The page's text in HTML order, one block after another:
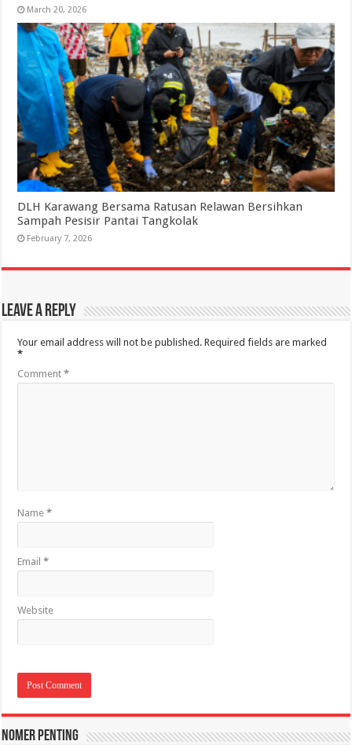
March 20, 2026
DLH Karawang Bersama Ratusan Relawan Bersihkan
Sampah Pesisir Pantai Tangkolak
February 7, 2026
Leave a Reply
Your email address will not be published. Required fields are marked
*
Comment*
Name*
Email*
Website
Nomer Penting